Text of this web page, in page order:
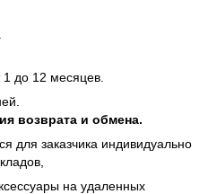
1 до 12 месяцев.
и обмена.
для заказчика индивидуально
на удаленных